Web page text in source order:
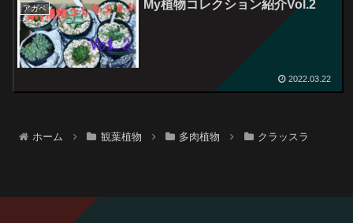
アガベ My植物コレクション紹介Vol.2
2022.03.22
ホーム 観葉植物 多肉植物 クラッスラ